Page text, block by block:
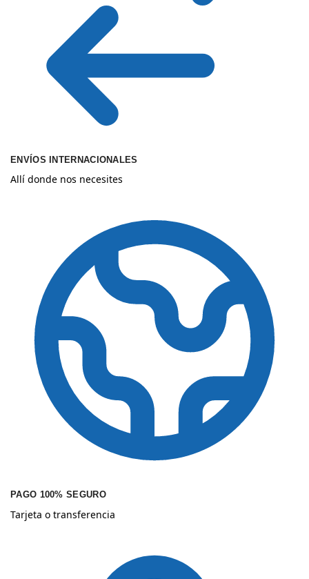
ENVÍOS INTERNACIONALES
Allí donde nos necesites
PAGO 100% SEGURO
Tarjeta o transferencia